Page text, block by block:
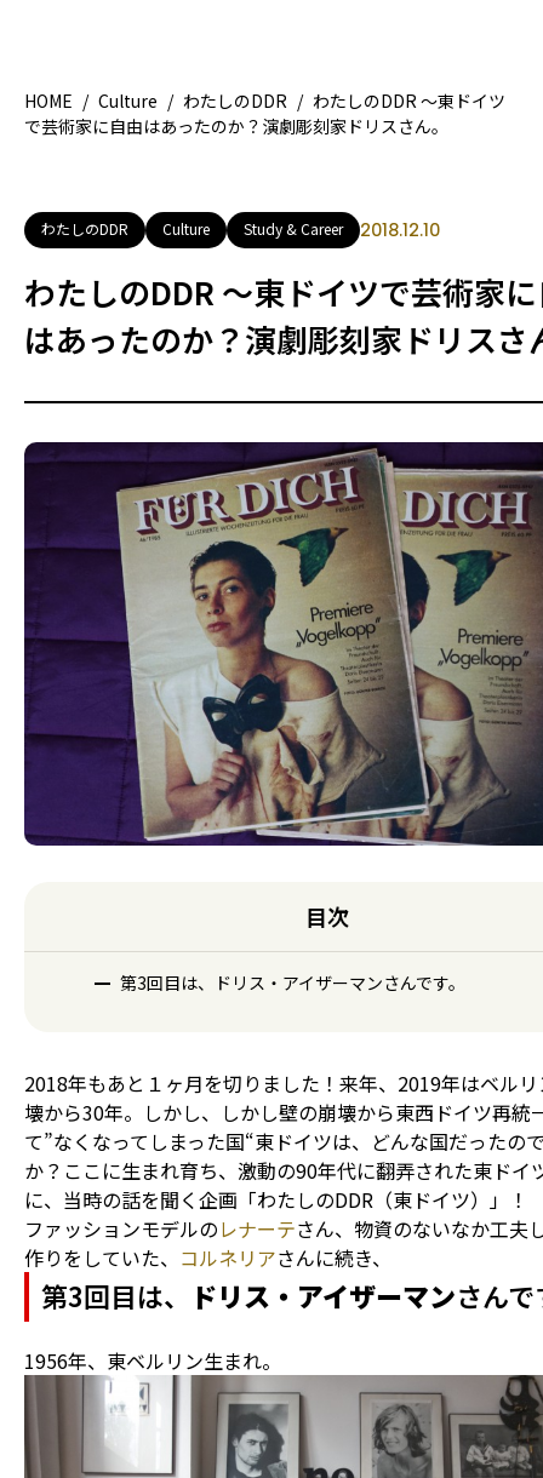
地域別ガイド
グルメ
観光ガイド
留学＆キャリア
ライフスタイル
ライター募集
HOME / Culture / わたしのDDR / わたしのDDR 〜東ドイツ
で芸術家に自由はあったのか？演劇彫刻家ドリスさん。
わたしのDDR Culture Study & Career 2018.12.10
わたしのDDR 〜東ドイツで芸術家
はあったのか？演劇彫刻家ドリスさ
目次
第3回目は、ドリス・アイザーマンさんです。
2018年もあと１ヶ月を切りました！来年、2019年はベル
壊から30年。しかし、しかし壁の崩壊から東西ドイツ再統
て”なくなってしまった国“東ドイツは、どんな国だったの
か？ここに生まれ育ち、激動の90年代に翻弄された東ドイ
に、当時の話を聞く企画「わたしのDDR（東ドイツ）」！
ファッションモデルのレナーテさん、物資のないなか工夫
作りをしていた、 コルネリアさんに続き、
第3回目は、 ドリス・アイザーマンさんで
1956年、東ベルリン生まれ。